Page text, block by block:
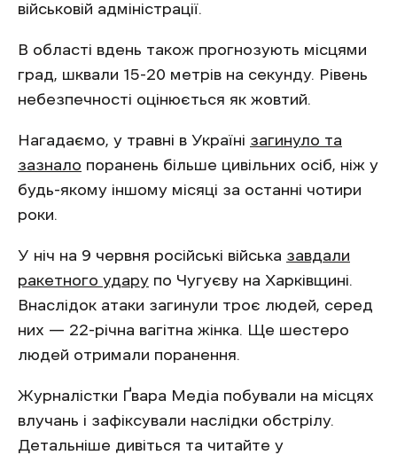
військовій адміністрації.
В області вдень також прогнозують місцями
град, шквали 15-20 метрів на секунду. Рівень
небезпечності оцінюється як жовтий.
Нагадаємо, у травні в Україні загинуло та
зазнало поранень більше цивільних осіб, ніж у
будь-якому іншому місяці за останні чотири
роки.
У ніч на 9 червня російські війська завдали
ракетного удару по Чугуєву на Харківщині.
Внаслідок атаки загинули троє людей, серед
них — 22-річна вагітна жінка. Ще шестеро
людей отримали поранення.
Журналістки Ґвара Медіа побували на місцях
влучань і зафіксували наслідки обстрілу.
Детальніше дивіться та читайте у